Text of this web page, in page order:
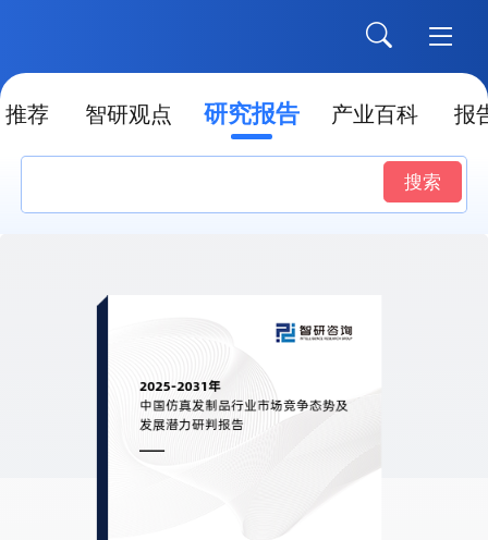
推荐 智研观点 研究报告 产业百科 报
搜索